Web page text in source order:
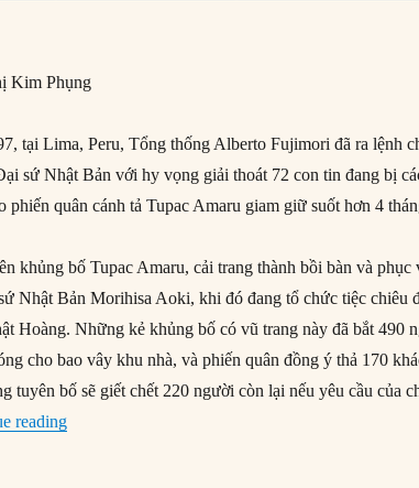
Kim Phụng
tại Lima, Peru, Tổng thống Alberto Fujimori đã ra lệnh
sứ Nhật Bản với hy vọng giải thoát 72 con tin đang bị
phiến quân cánh tả Tupac Amaru giam giữ suốt hơn 4
khủng bố Tupac Amaru, cải trang thành bồi bàn và phục
Nhật Bản Morihisa Aoki, khi đó đang tổ chức tiệc chiêu
Hoàng. Những kẻ khủng bố có vũ trang này đã bắt 490
cho bao vây khu nhà, và phiến quân đồng ý thả 170
tuyên bố sẽ giết chết 220 người còn lại nếu yêu cầu của
reading“22/04/1997: Khủng hoảng con tin tại đại sứ quán